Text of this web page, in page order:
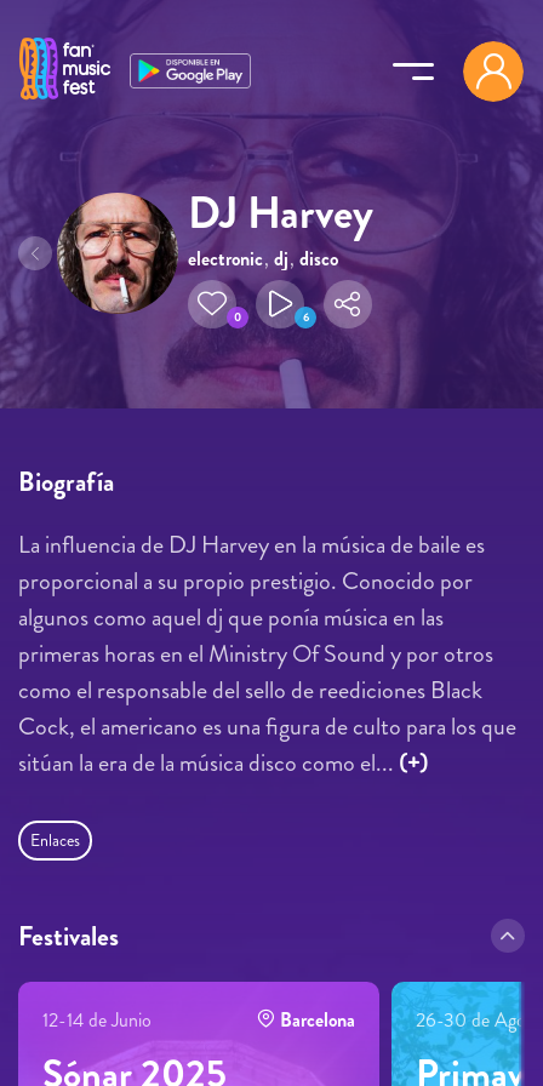
Pasar al contenido principal
DJ Harvey
electronic, dj, disco
0 6
Biografía
La influencia de DJ Harvey en la música de baile es
proporcional a su propio prestigio. Conocido por
algunos como aquel dj que ponía música en las
primeras horas en el Ministry Of Sound y por otros
como el responsable del sello de reediciones Black
Cock, el americano es una figura de culto para los que
sitúan la era de la música disco como el... (+)
Enlaces
Festivales
12-14 de Junio Barcelona
Sónar 2025
26-30 de